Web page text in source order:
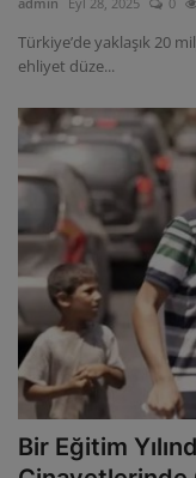
Türkiye’de yaklaşık 20
ehliyet düze...
Bir Eğitim